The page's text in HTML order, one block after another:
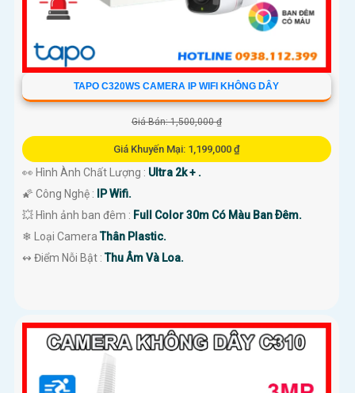
TAPO C320WS CAMERA IP WIFI KHÔNG DÂY
Giá Bán: 1,500,000 ₫
Giá Khuyến Mại: 1,199,000 ₫
👀 Hình Ành Chất Lượng : Ultra 2k + .
🌠 Công Nghệ : IP Wifi.
💥 Hình ảnh ban đêm : Full Color 30m Có Màu Ban Ðêm.
❄ Loại CameraThân Plastic.
️↭ Điểm Nỗi Bật :Thu Âm Và Loa.